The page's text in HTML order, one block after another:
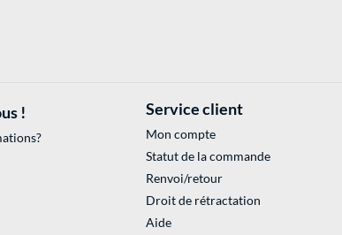
! Service client
Mon compte
Statut de la commande
Renvoi/retour
Droit de rétractation
Aide